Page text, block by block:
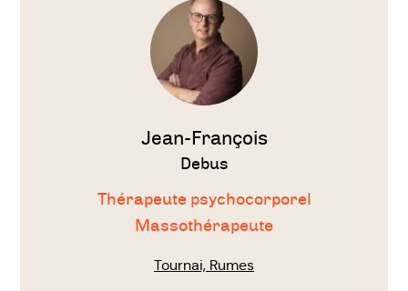
Jean-François
Debus
Thérapeute psychocorporel
Massothérapeute
Tournai, Rumes